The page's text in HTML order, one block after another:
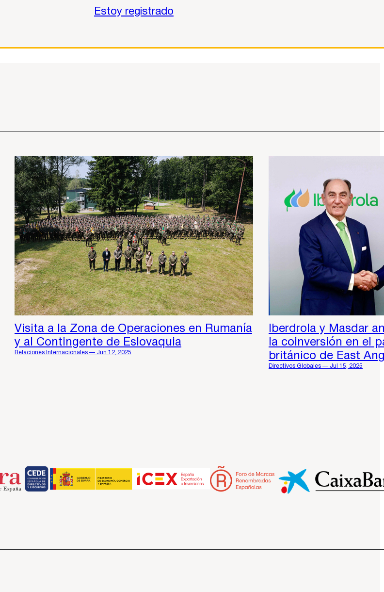
Estoy registrado
Visita a la Zona de Operaciones en Rumanía
y al Contingente de Eslovaquia
Relaciones Internacionales — Jun 12, 2025
Iberdrola y Masdar
la coinversión en el
británico de East
Directivos Globales — Jul 15, 2025